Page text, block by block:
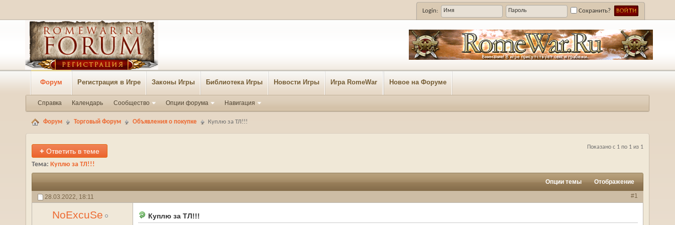
Login: Сохранить?
Форум Регистрация в Игре Законы Игры Библиотека Игры Новости Игры Игра RomeWar
Справка Календарь Сообщество Опции форума Навигация
Новое на Форуме
Форум Торговый Форум Объявления о покупке Куплю за ТЛ!!!
+ Ответить в теме Показано с 1 по 1 из 1
Тема: Куплю за ТЛ!!!
Опции темы Отображение
28.03.2022, 18:11 #1
NoExcuSe Куплю за ТЛ!!!